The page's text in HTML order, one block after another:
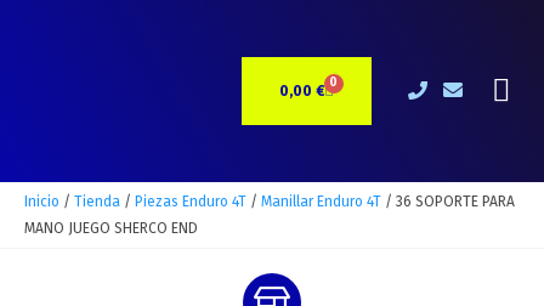
0,00 € 0CARRITO
Inicio / Tienda / Piezas Enduro 4T / Manillar Enduro 4T / 36 SOPORTE PARA
MANO JUEGO SHERCO END